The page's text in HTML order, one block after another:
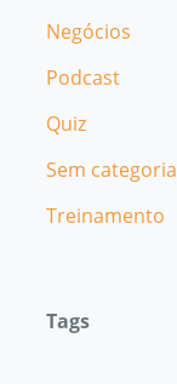
Negócios
Podcast
Quiz
Sem categoria
Treinamento
Tags